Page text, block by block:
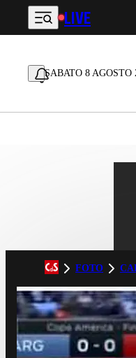
Vai al contenuto principale
LIVE
SABATO 8 AGOSTO
FOTO